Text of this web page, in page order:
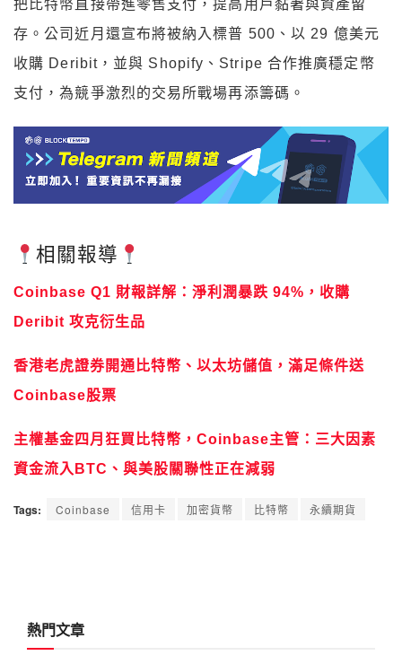
把比特幣直接帶進零售支付，提高用戶黏著與資產留
存。公司近月還宣布將被納入標普 500、以 29 億美元
收購 Deribit，並與 Shopify、Stripe 合作推廣穩定幣
支付，為競爭激烈的交易所戰場再添籌碼。
相關報導
Coinbase Q1 財報詳解：淨利潤暴跌 94%，收購
Deribit 攻克衍生品
香港老虎證券開通比特幣、以太坊儲值，滿足條件送
Coinbase股票
主權基金四月狂買比特幣，Coinbase主管：三大因素
資金流入BTC、與美股關聯性正在減弱
Tags: Coinbase 信用卡 加密貨幣 比特幣 永續期貨
熱門文章